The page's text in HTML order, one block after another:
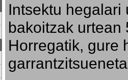
Intsektu hegalari
bakoitzak urtean
Horregatik, gure